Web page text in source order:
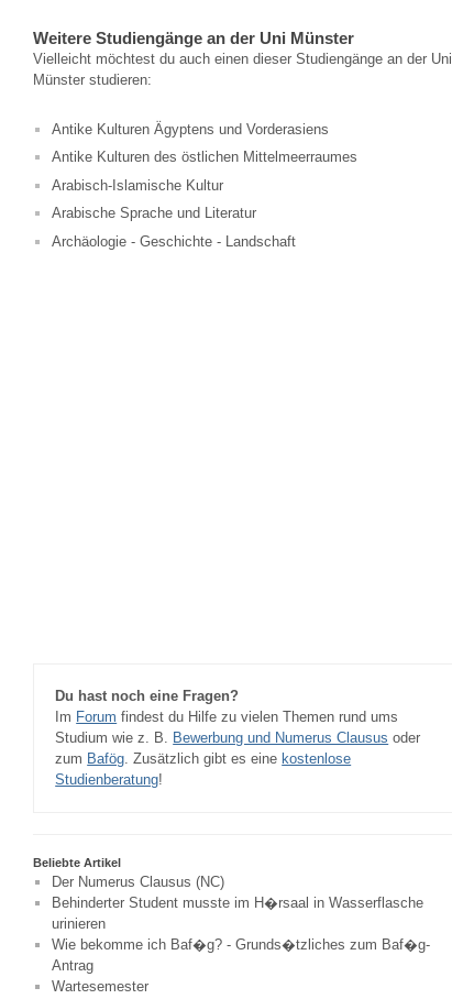
Weitere Studiengänge an der Uni Münster
Vielleicht möchtest du auch einen dieser Studiengänge an der Uni
Münster studieren:
Antike Kulturen Ägyptens und Vorderasiens
Antike Kulturen des östlichen Mittelmeerraumes
Arabisch-Islamische Kultur
Arabische Sprache und Literatur
Archäologie - Geschichte - Landschaft
Du hast noch eine Fragen?
Im Forum findest du Hilfe zu vielen Themen rund ums
Studium wie z. B. Bewerbung und Numerus Clausus oder
zum Bafög. Zusätzlich gibt es eine kostenlose
Studienberatung!
Beliebte Artikel
Der Numerus Clausus (NC)
Behinderter Student musste im H�rsaal in Wasserflasche
urinieren
Wie bekomme ich Baf�g? - Grunds�tzliches zum Baf�g-
Antrag
Wartesemester